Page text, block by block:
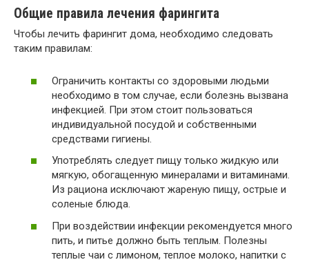
Общие правила лечения фарингита
Чтобы лечить фарингит дома, необходимо следовать
таким правилам:
Ограничить контакты со здоровыми людьми
необходимо в том случае, если болезнь вызвана
инфекцией. При этом стоит пользоваться
индивидуальной посудой и собственными
средствами гигиены.
Употреблять следует пищу только жидкую или
мягкую, обогащенную минералами и витаминами.
Из рациона исключают жареную пищу, острые и
соленые блюда.
При воздействии инфекции рекомендуется много
пить, и питье должно быть теплым. Полезны
теплые чаи с лимоном, теплое молоко, напитки с